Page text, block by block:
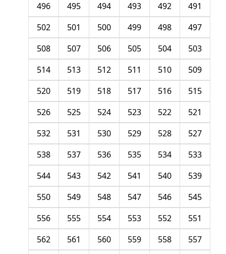
491
492
493
494
495
496
497
498
499
500
501
502
503
504
505
506
507
508
509
510
511
512
513
514
515
516
517
518
519
520
521
522
523
524
525
526
527
528
529
530
531
532
533
534
535
536
537
538
539
540
541
542
543
544
545
546
547
548
549
550
551
552
553
554
555
556
557
558
559
560
561
562